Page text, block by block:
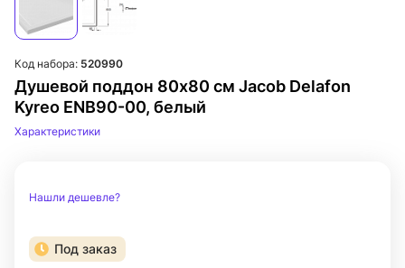
Душевой поддон 80х80 см Jacob Delafon
Kyreo ENB90-00, белый
Код набора: 520990
Характеристики
Нашли дешевле?
Под заказ